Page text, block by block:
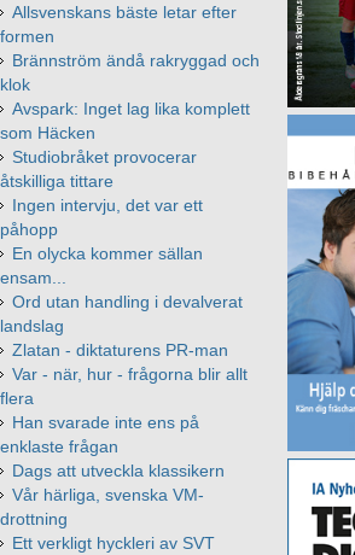
Allsvenskans bäste letar efter
formen
Brännström ändå rakryggad och
klok
Avspark: Inget lag lika komplett
som Häcken
Studiobråket provocerar
åtskilliga tittare
Ingen intervju, det var ett
påhopp
En olycka kommer sällan
ensam...
Ord utan handling i devalverat
landslag
Zlatan - diktaturens PR-man
Var - när, hur - frågorna blir allt
flera
Han svarade inte ens på
enklaste frågan
Dags att utveckla klassikern
Vår härliga, svenska VM-
drottning
Ett verkligt hyckleri av SVT